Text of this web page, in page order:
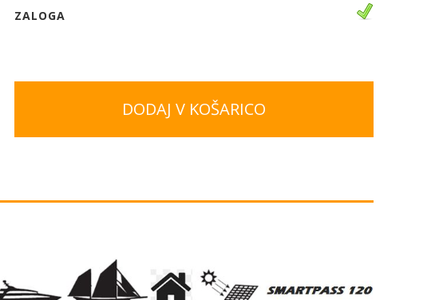
ZALOGA
DODAJ V KOŠARICO